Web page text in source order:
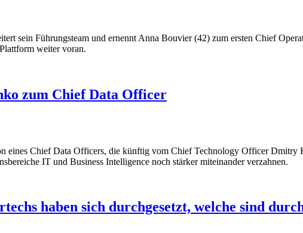
sein Führungsteam und ernennt Anna Bouvier (42) zum ersten Chief
weiter voran.
zum Chief Data Officer
eines Chief Data Officers, die künftig vom Chief Technology Officer Dmitry
IT und Business Intelligence noch stärker miteinander verzahnen.
haben sich durchgesetzt, welche sind